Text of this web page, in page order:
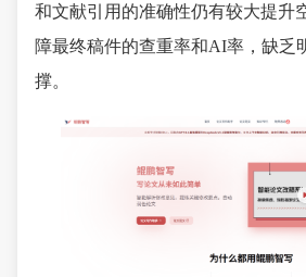
和文献引用的准确性仍有较大提升
障最终稿件的查重率和AI率，缺乏
撑。